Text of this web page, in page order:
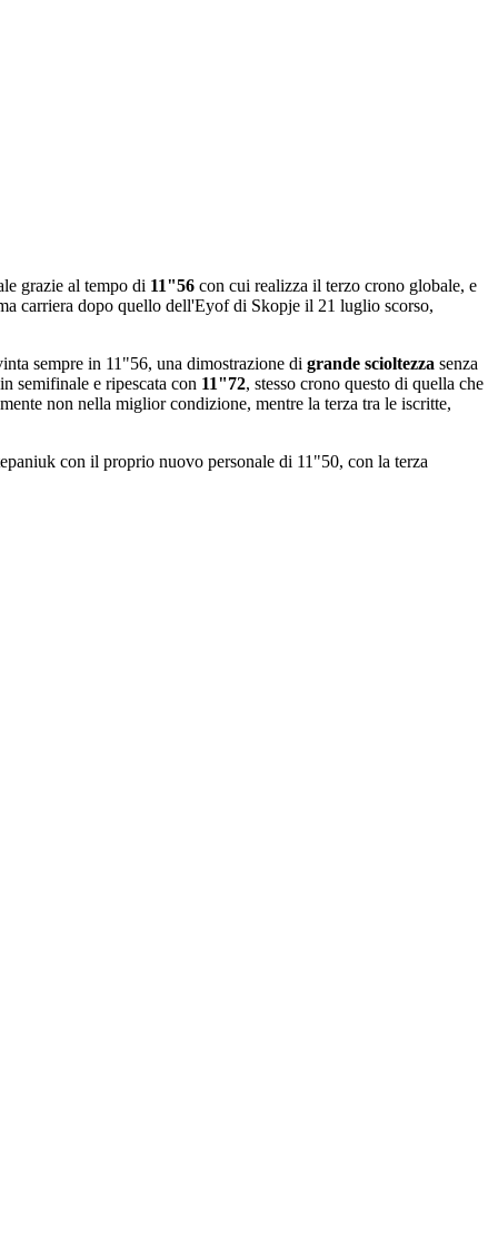
grazie al tempo di 11"56 con cui realizza il terzo crono globale, e
carriera dopo quello dell'Eyof di Skopje il 21 luglio scorso,
sempre in 11"56, una dimostrazione di grande scioltezza senza
semifinale e ripescata con 11"72, stesso crono questo di quella che
non nella miglior condizione, mentre la terza tra le iscritte,
con il proprio nuovo personale di 11"50, con la terza